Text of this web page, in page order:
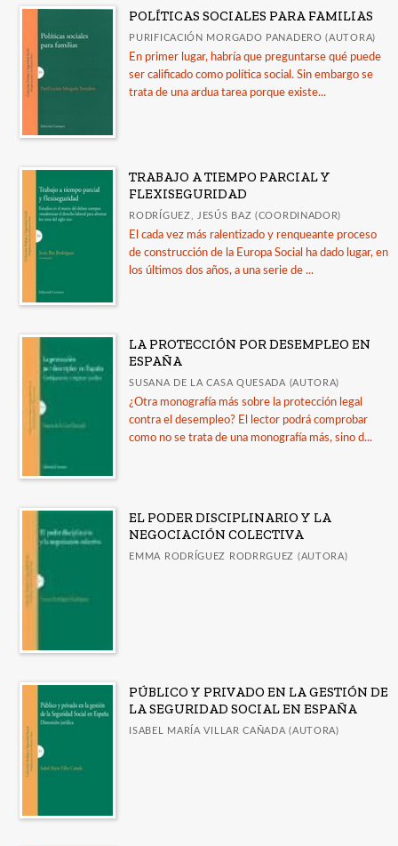
Comares * Arqueología
Comares * Arte
Ver todas... (11)
MATERIAS
Antropología
Arqueología
+
Comunicación
Derecho romano
+ Filosofía
Guía de uso de la IA en la revisión por pares
LORCA. Catálogo de publicaciones
Ver todos... (15)
POLÍTICAS SOCIALES PARA FAMILIAS
PURIFICACIÓN MORGADO PANADERO (AUTORA)
En primer lugar, habría que preguntarse qué puede
ser calificado como política social. Sin embargo se
trata de una ardua tarea porque existe...
TRABAJO A TIEMPO PARCIAL Y
FLEXISEGURIDAD
RODRÍGUEZ, JESÚS BAZ (COORDINADOR)
El cada vez más ralentizado y renqueante proceso
de construcción de la Europa Social ha dado lugar, en
los últimos dos años, a una serie de ...
LA PROTECCIÓN POR DESEMPLEO EN
ESPAÑA
SUSANA DE LA CASA QUESADA (AUTORA)
¿Otra monografía más sobre la protección legal
contra el desempleo? El lector podrá comprobar
como no se trata de una monografía más, sino d...
EL PODER DISCIPLINARIO Y LA
NEGOCIACIÓN COLECTIVA
EMMA RODRÍGUEZ RODRRGUEZ (AUTORA)
PÚBLICO Y PRIVADO EN LA GESTIÓN DE
LA SEGURIDAD SOCIAL EN ESPAÑA
ISABEL MARÍA VILLAR CAÑADA (AUTORA)